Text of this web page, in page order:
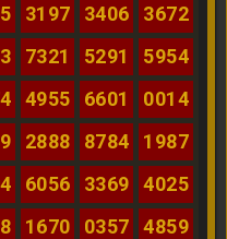
3197 3406
3672
7321 5291
5954
4955 6601
0014
2888 8784
1987
6056 3369
4025
1670 0357
4859